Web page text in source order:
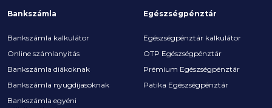
Bankszámla
Bankszámla kalkulátor
Online számlanyitás
Bankszámla diákoknak
Bankszámla nyugdíjasoknak
Bankszámla egyéni
Egészségpénztár
Egészségpénztár kalkulátor
OTP Egészségpénztár
Prémium Egészségpénztár
Patika Egészségpénztár